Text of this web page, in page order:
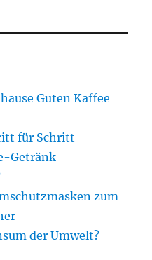
Guten Kaffee
für Schritt
Getränk
zum
der Umwelt?